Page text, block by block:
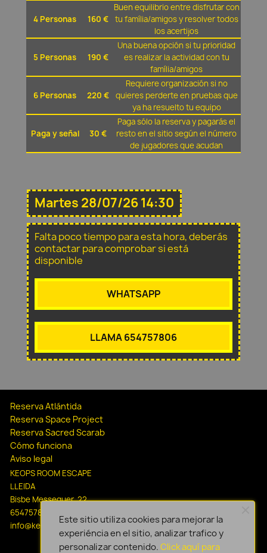
4 Personas 160 €
Buen equilibrio entre disfrutar con
tu família/amigos y resolver todos
los acertijos
5 Personas 190 €
Una buena opción si tu prioridad
es realizar la actividad con tu
família/amigos
6 Personas 220 €
Requiere organización si no
quieres perderte en pruebas que
ya ha resuelto tu equipo
Paga y señal 30 €
Paga sólo la reserva y pagarás el
resto en el sitio según el número
de jugadores que acudan
Martes 28/07/26 14:30
Falta poco tiempo para esta hora, deberás
contactar para comprobar si está
disponible
WHATSAPP
LLAMA 654757806
Reserva Atlántida
Reserva Space Project
Reserva Sacred Scarab
Cómo funciona
Aviso legal
KEOPS ROOM ESCAPE
LLEIDA
Bisbe Messeguer, 22
654757806
info@keopsescapelleida.com
Este sitio utiliza cookies para mejorar la
experiéncia en el sitio, analizar trafico y
personalizar contenido. Click aquí para